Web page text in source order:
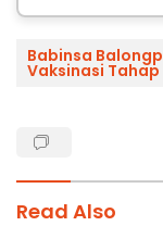
Babinsa
Vaksinasi Tahap
Read Also